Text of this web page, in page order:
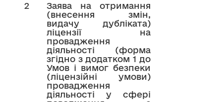
2
Заява на отримання
(внесення змін,
видачу дубліката)
ліцензії на
провадження
діяльності (форма
згідно з додатком 1 до
Умов і вимог безпеки
(ліцензійні умови)
провадження
діяльності у сфері